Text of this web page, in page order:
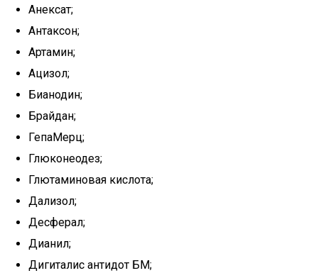
Анексат;
Антаксон;
Артамин;
Ацизол;
Бианодин;
Брайдан;
ГепаМерц;
Глюконеодез;
Глютаминовая кислота;
Дализол;
Десферал;
Дианил;
Дигиталис антидот БМ;